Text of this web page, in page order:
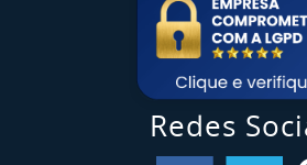
Redes